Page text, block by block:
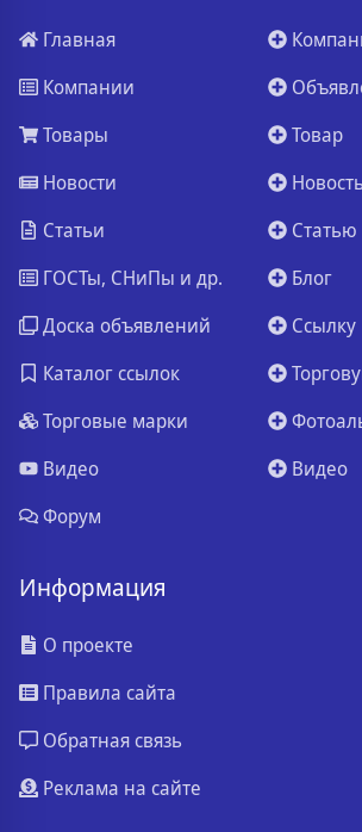
Главная
Компании
Товары
Новости
Статьи
ГОСТы, СНиПы и др.
Доска объявлений
Каталог ссылок
Торговые марки
Видео
Форум
Товар
Новость
Статью
Блог
Ссылку
Видео
Информация
О проекте
Правила сайта
Обратная связь
Реклама на сайте